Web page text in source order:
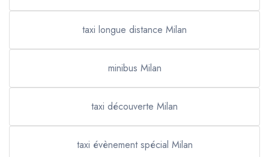
taxi longue distance Milan
minibus Milan
taxi découverte Milan
taxi évènement spécial Milan